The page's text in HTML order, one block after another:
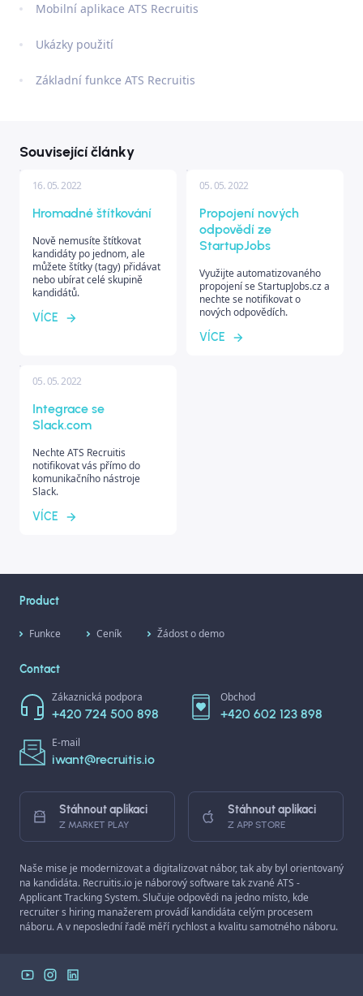
Mobilní aplikace ATS Recruitis
Ukázky použití
Základní funkce ATS Recruitis
Související články
16. 05. 2022
Hromadné štítkování
Nově nemusíte štítkovat
kandidáty po jednom, ale
můžete štítky (tagy) přidávat
nebo ubírat celé skupině
kandidátů.
VÍCE
05. 05. 2022
Propojení nových
odpovědí ze
StartupJobs
Využijte automatizovaného
propojení se StartupJobs.cz a
nechte se notifikovat o
nových odpovědích.
VÍCE
05. 05. 2022
Integrace se
Slack.com
Nechte ATS Recruitis
notifikovat vás přímo do
komunikačního nástroje
Slack.
VÍCE
Product
Funkce Ceník Žádost o demo
Contact
Zákaznická podpora
+420 724 500 898
Obchod
+420 602 123 898
E-mail
iwant@recruitis.io
Stáhnout aplikaci
Z MARKET PLAY
Stáhnout aplikaci
Z APP STORE
Naše mise je modernizovat a digitalizovat nábor, tak aby byl orientovaný
na kandidáta. Recruitis.io je náborový software tak zvané ATS -
Applicant Tracking System. Slučuje odpovědi na jedno místo, kde
recruiter s hiring manažerem provádí kandidáta celým procesem
náboru. A v neposlední řadě měří rychlost a kvalitu samotného náboru.